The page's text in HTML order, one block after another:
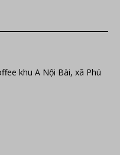
khu A Nội Bài, xã Phú